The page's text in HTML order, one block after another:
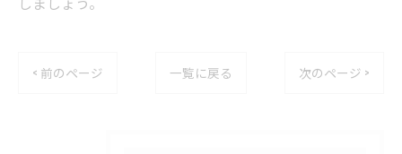
< 前のページ 一覧に戻る 次のページ >